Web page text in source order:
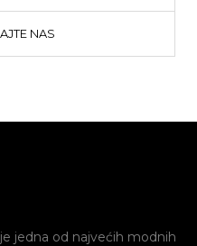
NAS
jedna od najvećih modnih